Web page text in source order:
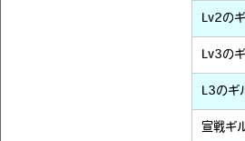
Lv2の
Lv3の
L3のギ
宣戦ギ